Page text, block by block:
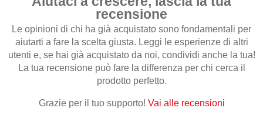
recensione
Le opinioni di chi ha già acquistato sono fondamentali per
aiutarti a fare la scelta giusta. Leggi le esperienze di altri
utenti e, se hai già acquistato da noi, condividi anche la tua!
La tua recensione può fare la differenza per chi cerca il
prodotto perfetto.
Grazie per il tuo supporto! Vai alle recensioni